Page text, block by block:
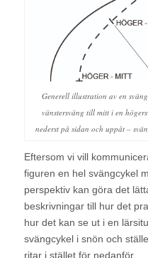
Generell illustration av en
vänstersväng till mitt i en
nederst på sidan och uppåt –
Eftersom vi vill
figuren en hel svängcykel
perspektiv kan göra det
beskrivningar till hur det
hur det kan se ut i en
svängcykel i snön och
ritar i stället för nedanför.